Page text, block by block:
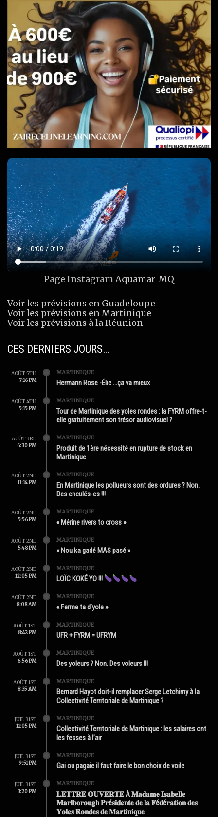
Page InstagramAquamar_MQ
Voir les prévisions en Guadeloupe
Voir les prévisions en Martinique
Voir les prévisions à la Réunion
CES DERNIERS JOURS…
AOÛT 5TH
7:16 PM
MARTINIQUE
Hermann Rose -Élie …ça va mieux
AOÛT 4TH
5:15 PM
MARTINIQUE
Tour de Martinique des yoles rondes : la FYRM offre-t-
elle gratuitement son trésor audiovisuel ?
AOÛT 3RD
6:30 PM
MARTINIQUE
Produit de 1ère nécessité en rupture de stock en
Martinique
AOÛT 2ND
11:14 PM
MARTINIQUE
En Martinique les pollueurs sont des ordures ? Non.
Des enculés-es !!!
AOÛT 2ND
5:56 PM
MARTINIQUE
« Mérine rivers to cross »
AOÛT 2ND
5:48 PM
MARTINIQUE
« Nou ka gadé MAS pasé »
AOÛT 2ND
12:05 PM
MARTINIQUE
LOÏC KOKÉ YO !!!
AOÛT 2ND
8:08 AM
MARTINIQUE
« Ferme ta d’yole »
AOÛT 1ST
8:42 PM
MARTINIQUE
UFR + FYRM = UFRYM
AOÛT 1ST
6:56 PM
MARTINIQUE
Des yoleurs ? Non. Des voleurs !!!
AOÛT 1ST
8:35 AM
MARTINIQUE
Bernard Hayot doit-il remplacer Serge Letchimy à la
Collectivité Territoriale de Martinique ?
JUIL 31ST
11:05 PM
MARTINIQUE
Collectivité Territoriale de Martinique : les salaires ont
les fesses à l’air
JUIL 31ST
9:51 PM
MARTINIQUE
Gai ou pagaie il faut faire le bon choix de voile
JUIL 31ST
3:20 PM
MARTINIQUE
𝐋𝐄𝐓𝐓𝐑𝐄 𝐎𝐔𝐕𝐄𝐑𝐓𝐄 À 𝐌𝐚𝐝𝐚𝐦𝐞 𝐈𝐬𝐚𝐛𝐞𝐥𝐥𝐞
𝐌𝐚𝐫𝐥𝐛𝐨𝐫𝐨𝐮𝐠𝐡 𝐏𝐫é𝐬𝐢𝐝𝐞𝐧𝐭𝐞 𝐝𝐞 𝐥𝐚 𝐅é𝐝é𝐫𝐚𝐭𝐢𝐨𝐧 𝐝𝐞𝐬
𝐘𝐨𝐥𝐞𝐬 𝐑𝐨𝐧𝐝𝐞𝐬 𝐝𝐞 𝐌𝐚𝐫𝐭𝐢𝐧𝐢𝐪𝐮𝐞